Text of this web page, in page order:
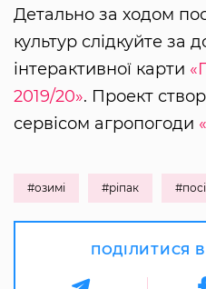
Детально за ходом
культур слідкуйте за
інтерактивної карти
2019/20». Проект
сервісом агропогоди
#озимі #ріпак
ПОДІЛИТИСЯ